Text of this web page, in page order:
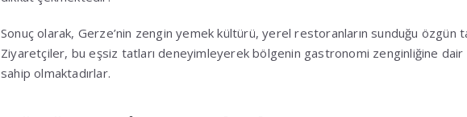
Sonuç olarak, Gerze’nin zengin yemek kültürü, yerel restoranların sunduğu özgün
Ziyaretçiler, bu eşsiz tatları deneyimleyerek bölgenin gastronomi zenginliğine dair
sahip olmaktadırlar.